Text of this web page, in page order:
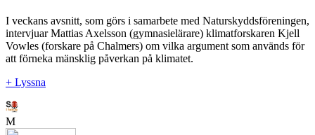
I veckans avsnitt, som görs i samarbete med Naturskyddsföreningen,
intervjuar Mattias Axelsson (gymnasielärare) klimatforskaren Kjell
Vowles (forskare på Chalmers) om vilka argument som används för
att förneka mänsklig påverkan på klimatet.
+ Lyssna
M